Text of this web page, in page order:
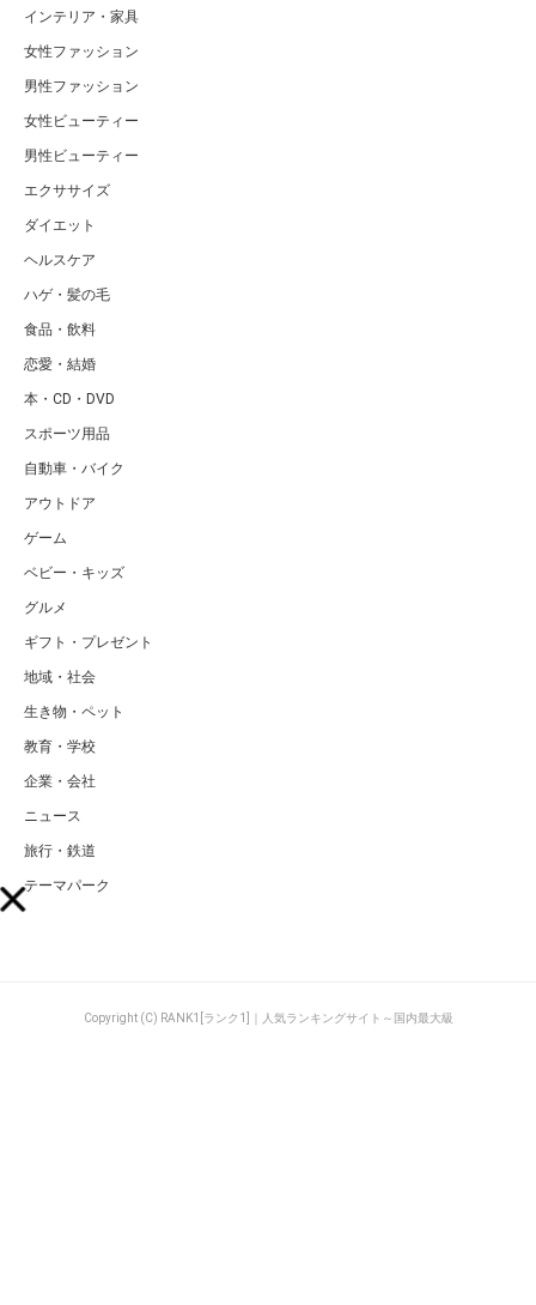
インテリア・家具
女性ファッション
男性ファッション
女性ビューティー
男性ビューティー
エクササイズ
ダイエット
ヘルスケア
ハゲ・髪の毛
食品・飲料
恋愛・結婚
本・CD・DVD
スポーツ用品
自動車・バイク
アウトドア
ゲーム
ベビー・キッズ
グルメ
ギフト・プレゼント
地域・社会
生き物・ペット
教育・学校
企業・会社
ニュース
旅行・鉄道
テーマパーク
Copyright (C) RANK1[ランク1]｜人気ランキングサイト～国内最大級